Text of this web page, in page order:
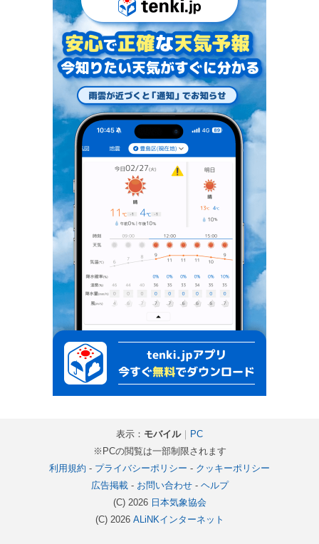
表示： モバイル｜
PC
※PCの閲覧は一部制限されます
利用規約 - プライバシーポリシー - クッキーポリシー
広告掲載- お問い合わせ- ヘルプ
(C) 2026 日本気象協会
(C) 2026 ALiNKインターネット